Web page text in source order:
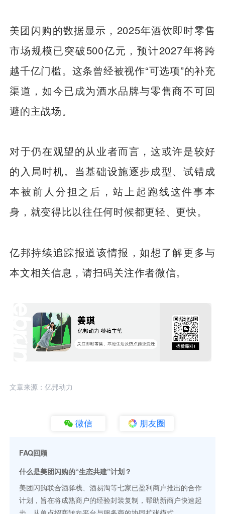
美团闪购的数据显示，2025年酒饮即时零售
市场规模已突破500亿元，预计2027年将跨
越千亿门槛。这条曾经被视作“可选项”的补充
渠道，如今已成为酒水品牌与零售商不可回
避的主战场。
对于仍在观望的从业者而言，这或许是较好
的入局时机。当基础设施逐步成型、试错成
本被前人分担之后，站上起跑线这件事本
身，就变得比以往任何时候都更轻、更快。
亿邦持续追踪报道该情报，如想了解更多与
本文相关信息，请扫码关注作者微信。
文章来源：亿邦动力
微信 朋友圈
FAQ回顾
什么是美团闪购的“生态共建”计划？
美团闪购联合酒驿栈、酒易淘等七家已盈利商户推出的合作
计划，旨在将成熟商户的经验封装复制，帮助新商户快速起